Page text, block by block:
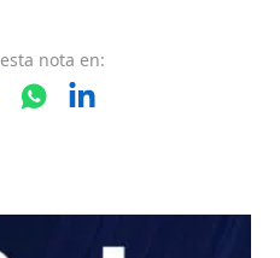
esta nota en: